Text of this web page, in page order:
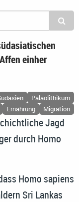
einher
Paläolithikum
Ernährung Migration
Jagd
durch Homo
Homo sapiens
Sri Lankas